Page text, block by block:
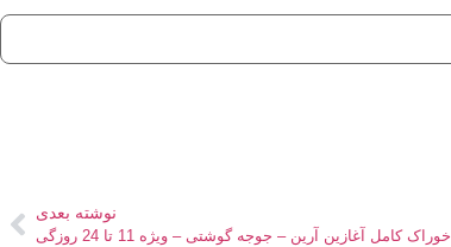
نوشته بعدی
خوراک کامل آغازین آرین – جوجه گوشتی – ویژه 11 تا 24 روزگی